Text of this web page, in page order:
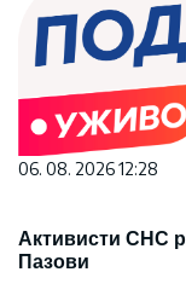
06. 08. 2026 12:28
Активисти СНС
Пазови